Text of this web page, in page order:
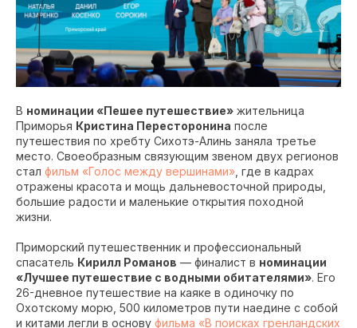
В номинации «Пешее путешествие» жительница
Приморья Кристина Пересторонина после
путешествия по хребту Сихотэ-Алинь заняла третье
место. Своеобразным связующим звеном двух регионов
стал фильм «Голос между вершинами» , где в кадрах
отражены красота и мощь дальневосточной природы,
большие радости и маленькие открытия походной
жизни.
Приморский путешественник и профессиональный
спасатель Кирилл Романов — финалист в номинации
«Лучшее путешествие с водными обитателями». Его
26-дневное путешествие на каяке в одиночку по
Охотскому морю, 500 километров пути наедине с собой
и китами легли в основу фильма «В поисках гренландских